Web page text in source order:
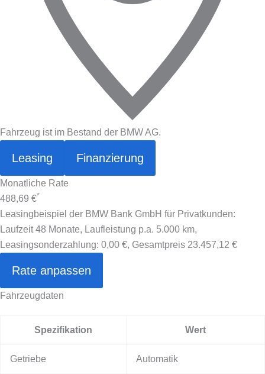
Fahrzeug ist im Bestand der BMW AG.
Leasing Finanzierung
Monatliche Rate
488,69 €*
Leasingbeispiel der BMW Bank GmbH für Privatkunden:
Laufzeit 48 Monate, Laufleistung p.a. 5.000 km,
Leasingsonderzahlung: 0,00 €, Gesamtpreis 23.457,12 €
Rate anpassen
Fahrzeugdaten
Spezifikation Wert
Getriebe Automatik